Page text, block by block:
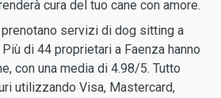
cura del tuo cane con amore.
servizi di dog sitting a
di 44 proprietari a Faenza hanno
con una media di 4.98/5. Tutto
utilizzando Visa, Mastercard,